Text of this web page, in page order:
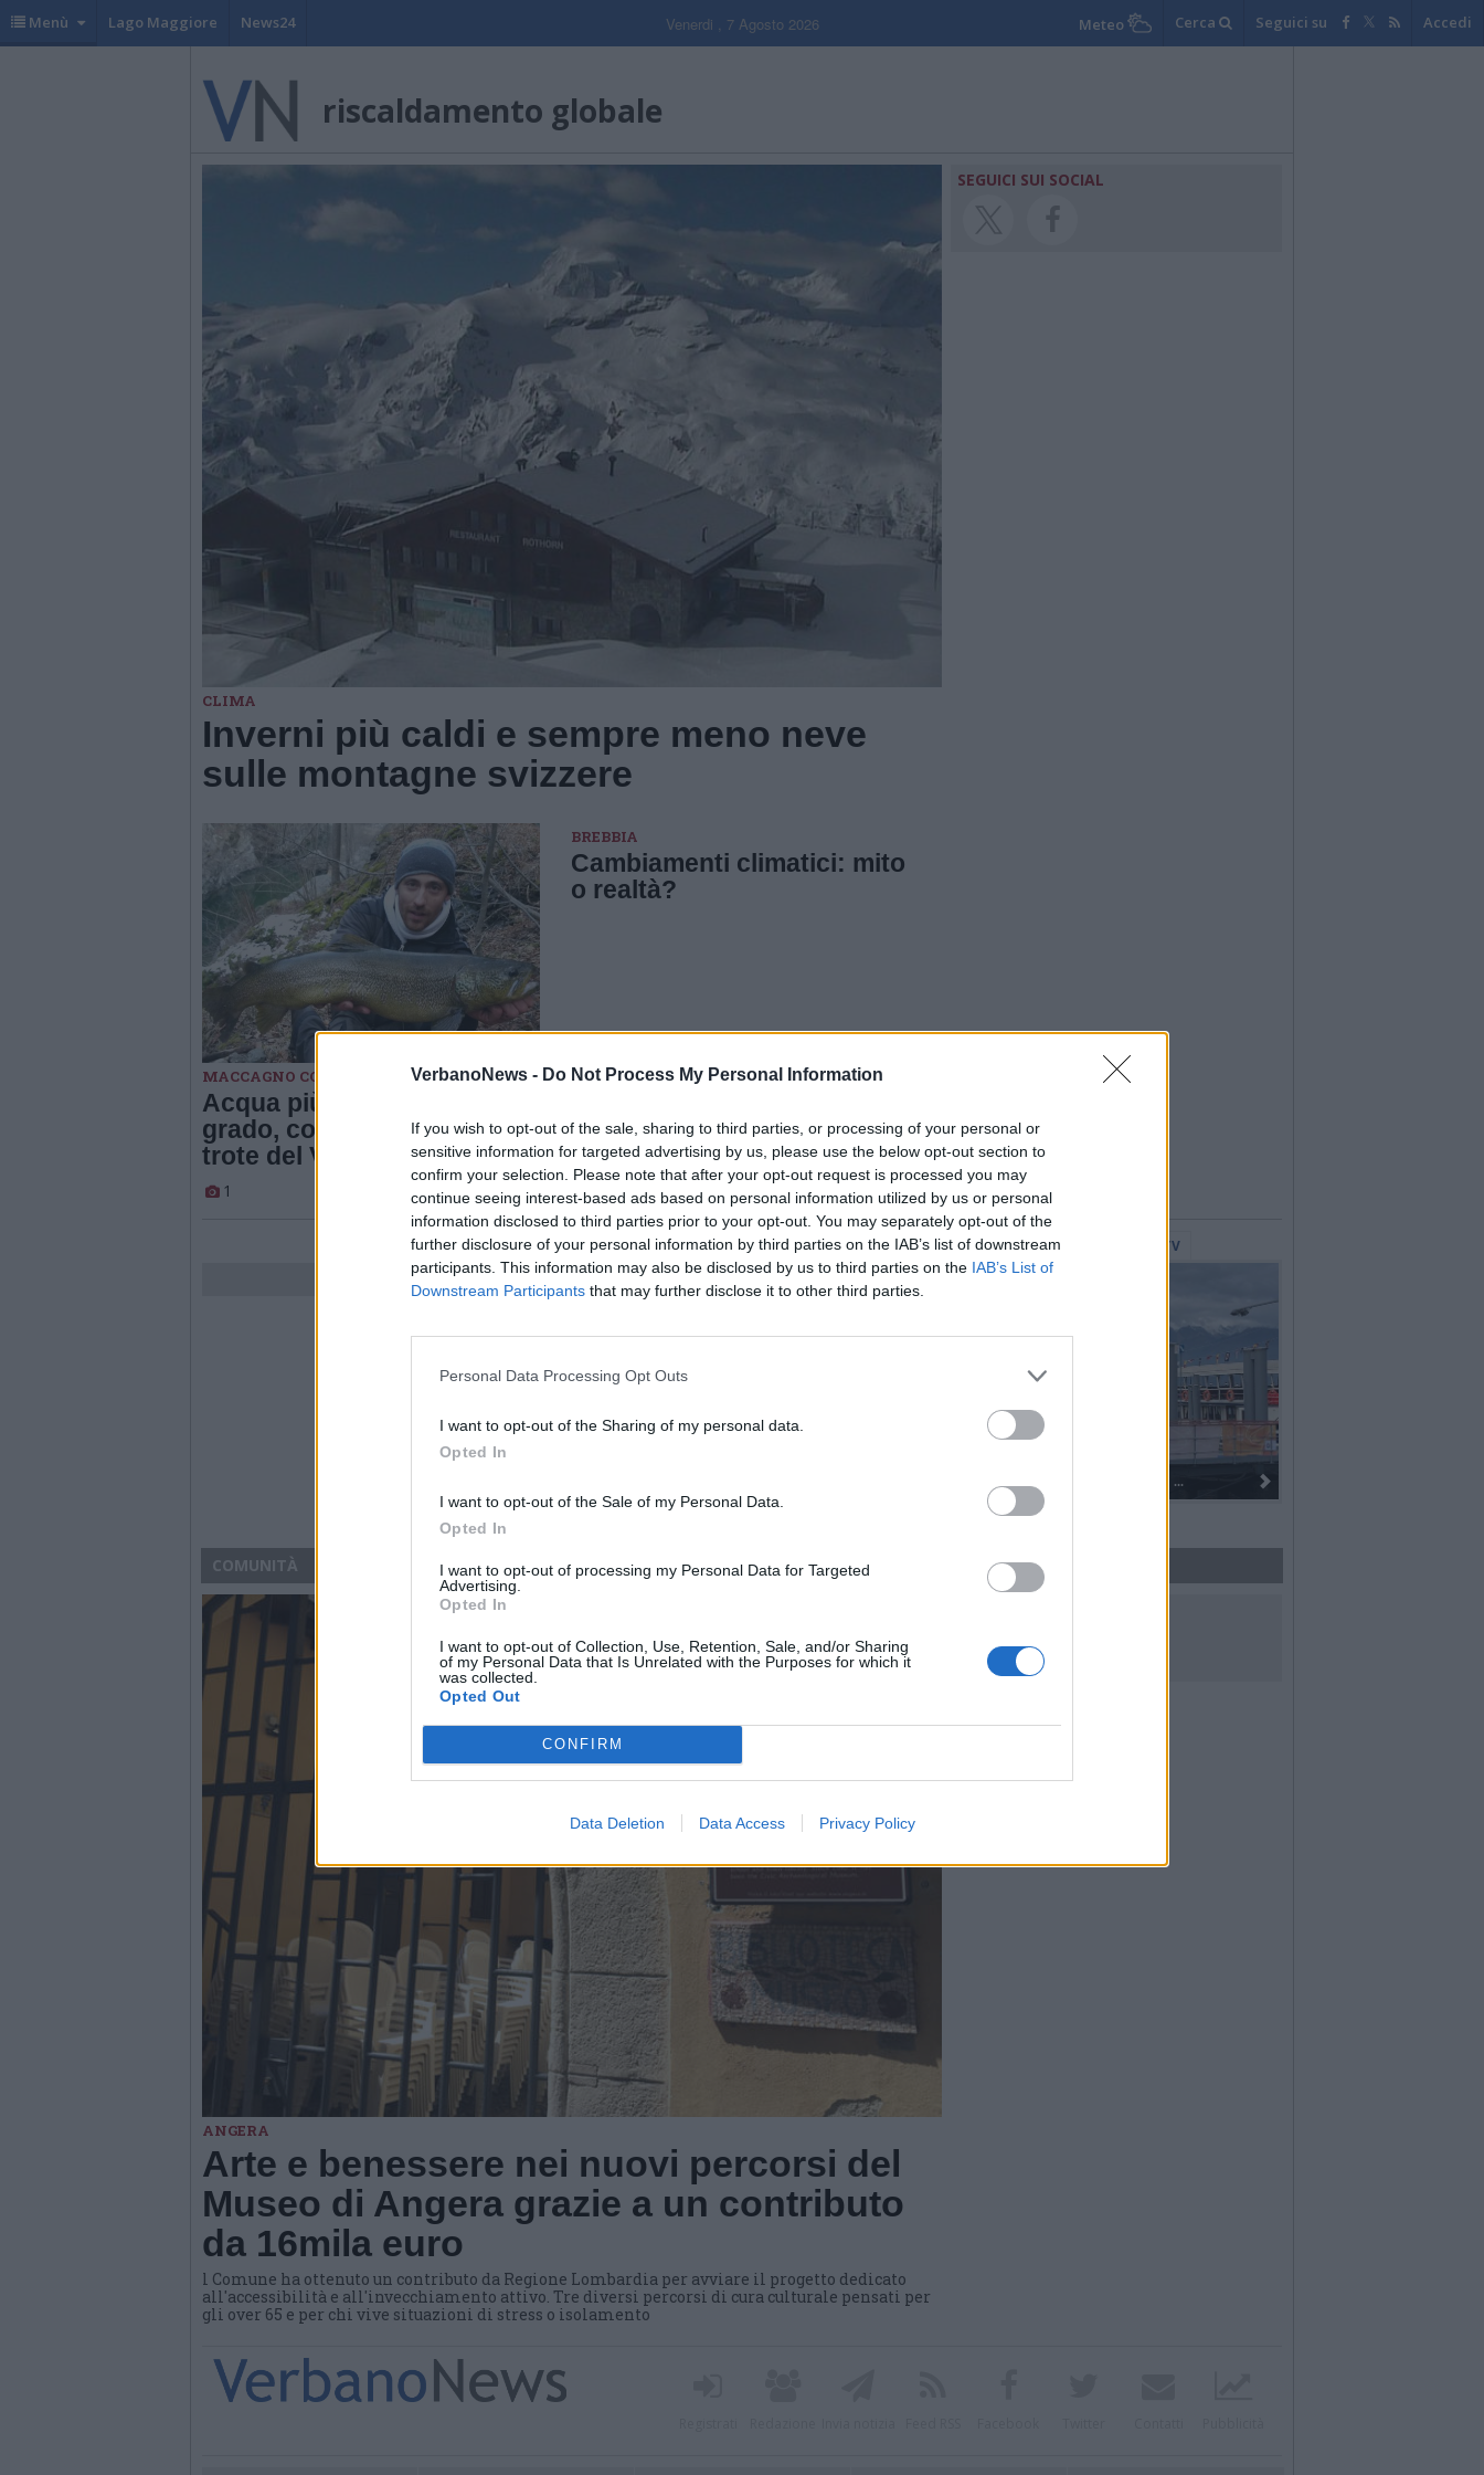
VerbanoNews - Do Not Process My Personal Information
If you wish to opt-out of the sale, sharing to third parties, or processing of your personal or
sensitive information for targeted advertising by us, please use the below opt-out section to
confirm your selection. Please note that after your opt-out request is processed you may
continue seeing interest-based ads based on personal information utilized by us or personal
information disclosed to third parties prior to your opt-out. You may separately opt-out of the
further disclosure of your personal information by third parties on the IAB’s list of downstream
participants. This information may also be disclosed by us to third parties on the IAB’s List of
Downstream Participants that may further disclose it to other third parties.
Personal Data Processing Opt Outs
I want to opt-out of the Sharing of my personal data.
Opted In
I want to opt-out of the Sale of my Personal Data.
Opted In
I want to opt-out of processing my Personal Data for Targeted
Advertising.
Opted In
I want to opt-out of Collection, Use, Retention, Sale, and/or Sharing
of my Personal Data that Is Unrelated with the Purposes for which it
was collected.
Opted Out
CONFIRM
Data Deletion Data Access Privacy Policy
Menù Lago Maggiore News24 Venerdi , 7 Agosto 2026 Meteo Cerca Seguici su Accedi
riscaldamento globale
CLIMA
Inverni più caldi e sempre meno neve
sulle montagne svizzere
SEGUICI SUI SOCIAL
MACCAGNO CON PINO E VEDDASACA
Acqua più calda di un
grado, così rischiano le
trote del Verbano
1
BREBBIA
Cambiamenti climatici: mito
o realtà?
Guarda l'archivio
Gallerie Fotografiche WebTV
COMUNITÀ
ANGERA
Arte e benessere nei nuovi percorsi del
Museo di Angera grazie a un contributo
da 16mila euro
l Comune ha ottenuto un contributo da Regione Lombardia per avviare il progetto dedicato
all'accessibilità e all'invecchiamento attivo. Tre diversi percorsi di cura culturale pensati per
gli over 65 e per chi vive situazioni di stress o isolamento